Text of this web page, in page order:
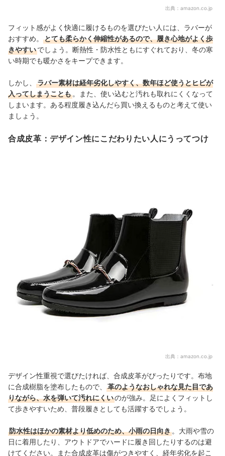
出典： amazon.co.jp
フィット感がよく快適に履けるものを選びたい人には、ラバーが
おすすめ。
とても柔らかく伸縮性があるので、履き心地がよく歩
きやすいでしょう。断熱性・防水性ともにすぐれており、冬の寒
い時期でも暖かさをキープできます。
しかし、
ラバー素材は経年劣化しやすく、数年ほど使うとヒビが
入ってしまうことも 。また、使い込むと汚れも取れにくくなって
しまいます。ある程度履き込んだら買い換えるものと考えて使い
ましょう。
合成皮革：デザイン性にこだわりたい人にうってつけ
出典： amazon.co.jp
デザイン性重視で選びたければ、合成皮革がぴったりです。布地
に合成樹脂を塗布したもので、
革のようなおしゃれな見た目であ
りながら、水を弾いて汚れにくいのが強み。足によくフィットし
て歩きやすいため、普段履きとしても活躍するでしょう。
防水性はほかの素材より低めのため、小雨の日向き 。大雨や雪の
日に着用したり、アウトドアでハードに履き回したりするのは避
けてください。また合成皮革は傷がつきやすく、経年劣化を起こ